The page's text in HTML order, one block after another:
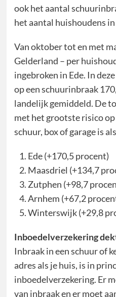
ook het aantal
het aantal huishoudens
Van oktober tot en met
Gelderland – per
ingebroken in Ede. In
op een schuurinbraak
landelijk gemiddeld. De
met het grootste risico op
schuur, box of garage is
Ede (+170,5 procent)
Maasdriel (+134,7
Zutphen (+98,7
Arnhem (+67,2
Winterswijk (+29,8
Inboedelverzekering
Inbraak in een schuur of
adres als je huis, is in
inboedelverzekering. Er
van inbraak en er moet